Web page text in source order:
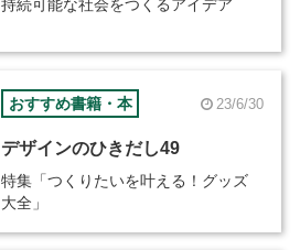
持続可能な社会をつくるアイデア
おすすめ書籍・本 23/6/30
デザインのひきだし49
特集「つくりたいを叶える！グッズ
大全」